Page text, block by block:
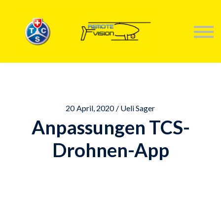
TRAININGS
ANMELDEN
20 April, 2020 / Ueli Sager
Anpassungen TCS-
Drohnen-App